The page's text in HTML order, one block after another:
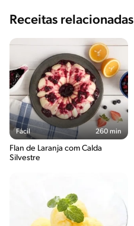
Receitas relacionadas
Fácil 260 min
Flan de Laranja com Calda
Silvestre